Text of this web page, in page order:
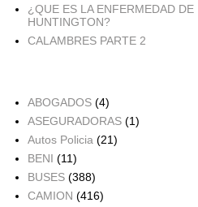
¿QUE ES LA ENFERMEDAD DE
HUNTINGTON?
CALAMBRES PARTE 2
ABOGADOS (4)
ASEGURADORAS (1)
Autos Policia (21)
BENI (11)
BUSES (388)
CAMION (416)